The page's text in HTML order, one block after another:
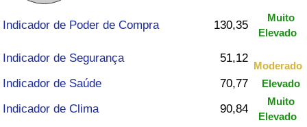
Indicador de Poder de Compra 130,35
Muito
Elevado
Indicador de Segurança 51,12
Moderado
Indicador de Saúde 70,77 Elevado
Indicador de Clima 90,84
Muito
Elevado
em Aqaba
Crime
Indicador de Crime
Índice de criminalidade por país